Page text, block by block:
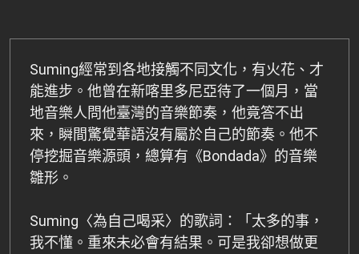
Suming經常到各地接觸不同文化，有火花、才
能進步。他曾在新喀里多尼亞待了一個月，當
地音樂人問他臺灣的音樂節奏，他竟答不出
來，瞬間驚覺華語沒有屬於自己的節奏。他不
停挖掘音樂源頭，總算有《Bondada》的音樂
雛形。
Suming〈為自己喝采〉的歌詞：「太多的事，
我不懂。重來未必會有結果。可是我卻想做更